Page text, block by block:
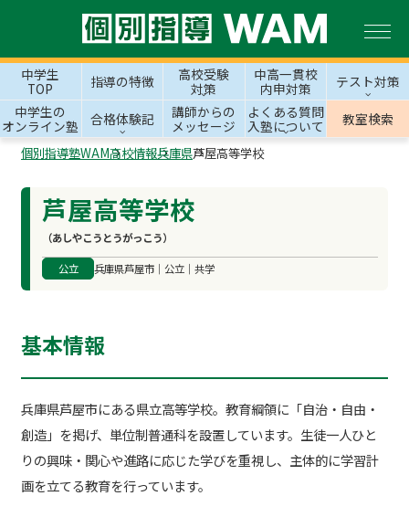
中学生
TOP
指導の特徴
高校受験
対策
中高一貫校
内申対策
テスト対策
中学生の
オンライン塾
合格体験記
講師からの
メッセージ
よくある質問
入塾について
教室検索
個別指導塾WAM高校情報兵庫県芦屋高等学校
芦屋高等学校
（あしやこうとうがっこう）
公立 兵庫県芦屋市｜公立｜共学
基本情報
兵庫県芦屋市にある県立高等学校。教育綱領に「自治・自由・
創造」を掲げ、単位制普通科を設置しています。生徒一人ひと
りの興味・関心や進路に応じた学びを重視し、主体的に学習計
画を立てる教育を行っています。